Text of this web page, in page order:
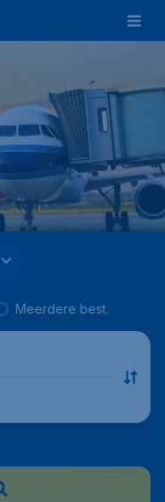
Meerdere best.